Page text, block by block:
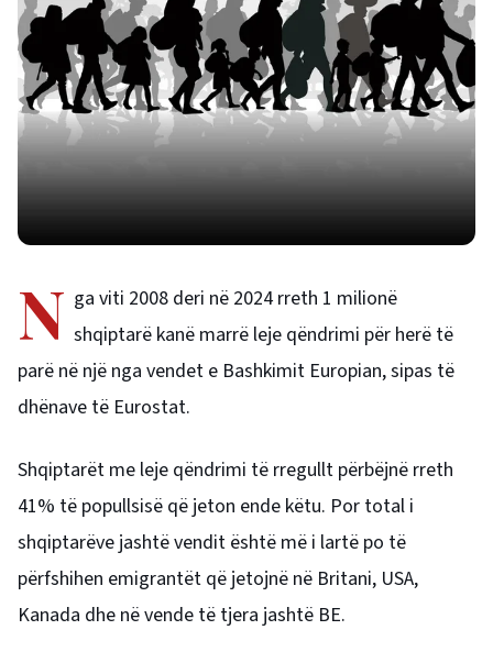
N ga viti 2008 deri në 2024 rreth 1 milionë
shqiptarë kanë marrë leje qëndrimi për herë të
parë në një nga vendet e Bashkimit Europian, sipas të
dhënave të Eurostat.
Shqiptarët me leje qëndrimi të rregullt përbëjnë rreth
41% të popullsisë që jeton ende këtu. Por total i
shqiptarëve jashtë vendit është më i lartë po të
përfshihen emigrantët që jetojnë në Britani, USA,
Kanada dhe në vende të tjera jashtë BE.